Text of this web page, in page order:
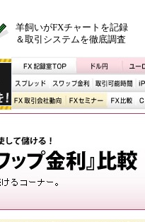
羊飼いがFXチャートを記録
＆取引システムを徹底調査